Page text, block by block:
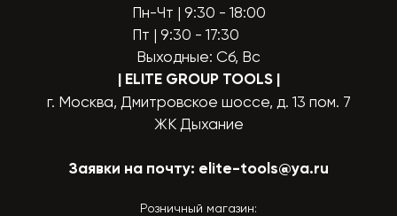
Пн-Чт | 9:30 - 18:00
Пт | 9:30 - 17:30
Выходные: Сб, Вс
| ELITE GROUP TOOLS |
г. Москва, Дмитровское шоссе, д. 13 пом. 7
ЖК Дыхание
Заявки на почту: elite-tools@ya.ru
Розничный магазин: